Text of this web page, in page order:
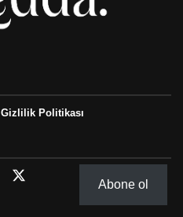
Gizlilik Politikası
Abone ol